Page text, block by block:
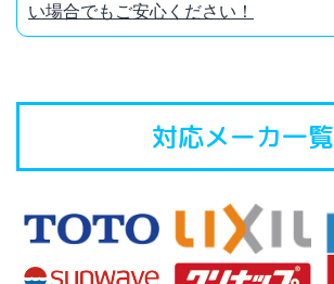
い場合でもご安心ください！
対応メーカ一覧